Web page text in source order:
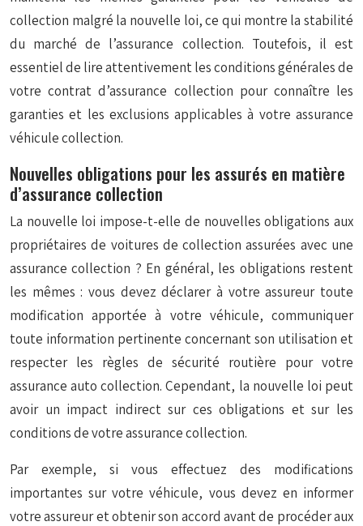
collection malgré la nouvelle loi, ce qui montre la stabilité
du marché de l’assurance collection. Toutefois, il est
essentiel de lire attentivement les conditions générales de
votre contrat d’assurance collection pour connaître les
garanties et les exclusions applicables à votre assurance
véhicule collection.
Nouvelles obligations pour les assurés en matière
d’assurance collection
La nouvelle loi impose-t-elle de nouvelles obligations aux
propriétaires de voitures de collection assurées avec une
assurance collection ? En général, les obligations restent
les mêmes : vous devez déclarer à votre assureur toute
modification apportée à votre véhicule, communiquer
toute information pertinente concernant son utilisation et
respecter les règles de sécurité routière pour votre
assurance auto collection. Cependant, la nouvelle loi peut
avoir un impact indirect sur ces obligations et sur les
conditions de votre assurance collection.
Par exemple, si vous effectuez des modifications
importantes sur votre véhicule, vous devez en informer
votre assureur et obtenir son accord avant de procéder aux